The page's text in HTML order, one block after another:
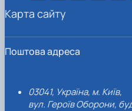
Поштова адреса
03041, Україна, м. Київ,
вул. Героїв Оборони,
Карта сайту